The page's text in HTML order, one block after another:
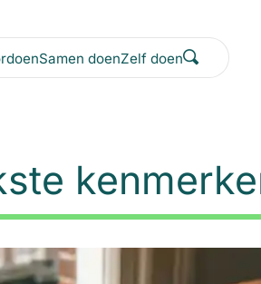
Samen doenZelf doen